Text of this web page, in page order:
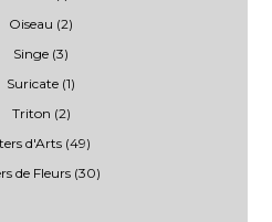
Oiseau (2)
Singe (3)
Suricate (1)
Triton (2)
d'Arts (49)
de Fleurs (30)